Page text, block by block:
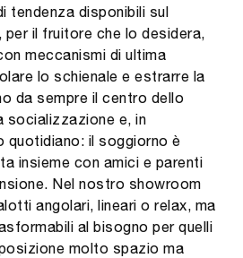
tendenza disponibili sul
il fruitore che lo desidera,
meccanismi di ultima
lo schienale e estrarre la
da sempre il centro dello
socializzazione e, in
quotidiano: il soggiorno è
insieme con amici e parenti
Nel nostro showroom
angolari, lineari o relax, ma
al bisogno per quelli
molto spazio ma